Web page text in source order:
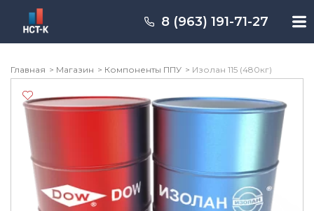
Перейти
содержимому
8 (963) 191-71-27
Главная Магазин Компоненты ППУ Изолан 115 (480кг)